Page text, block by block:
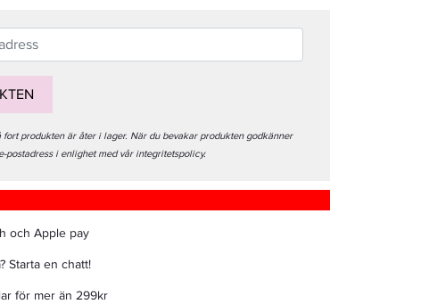
produkten är åter i lager. När du bevakar produkten godkänner
postadress i enlighet med vår integritetspolicy.
och Apple pay
Starta en chatt!
för mer än 299kr